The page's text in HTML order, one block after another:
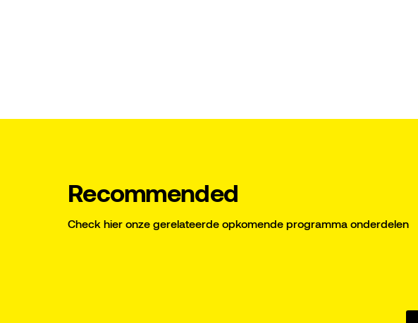
Recommended
Check hier onze gerelateerde opkomende programma onderdelen